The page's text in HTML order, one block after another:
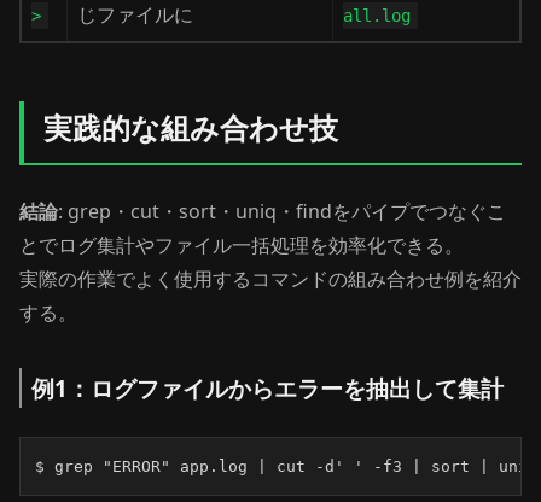
>
じファイルに
all.log
実践的な組み合わせ技
結論: grep・cut・sort・uniq・findをパイプでつなぐこ
とでログ集計やファイル一括処理を効率化できる。
実際の作業でよく使用するコマンドの組み合わせ例を紹介
する。
例1：ログファイルからエラーを抽出して集計
$ grep "ERROR" app.log | cut -d' ' -f3 | sort |